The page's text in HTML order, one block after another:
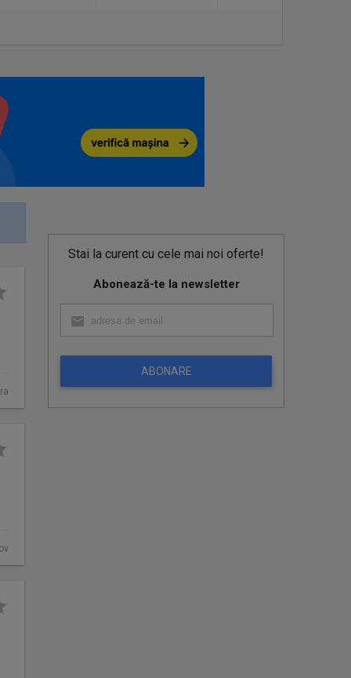
Stai la curent cu cele mai noi oferte!
Abonează-te la newsletter
ABONARE